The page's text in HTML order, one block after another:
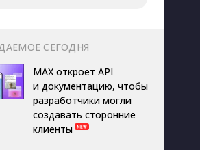
СЕГОДНЯ
MAX откроет API
и документацию, чтобы
разработчики могли
создавать сторонние
клиенты